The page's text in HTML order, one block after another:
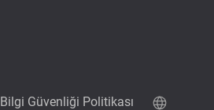
Bilgi Güvenliği Politikası